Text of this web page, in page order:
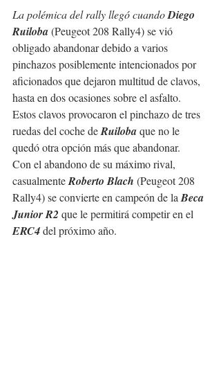
La polémica del rally llegó cuando Diego
Ruiloba (Peugeot 208 Rally4) se vió
obligado abandonar debido a varios
pinchazos posiblemente intencionados por
aficionados que dejaron multitud de clavos,
hasta en dos ocasiones sobre el asfalto.
Estos clavos provocaron el pinchazo de tres
ruedas del coche de Ruiloba que no le
quedó otra opción más que abandonar.
Con el abandono de su máximo rival,
casualmente Roberto Blach (Peugeot 208
Rally4) se convierte en campeón de la Beca
Junior R2 que le permitirá competir en el
ERC4 del próximo año.